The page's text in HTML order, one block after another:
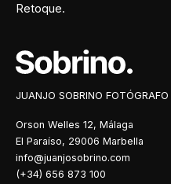
Retoque.
JUANJO SOBRINO FOTÓGRAFO
Orson Welles 12, Málaga
El Paraíso, 29006 Marbella
info@juanjosobrino.com
(+34) 656 873 100